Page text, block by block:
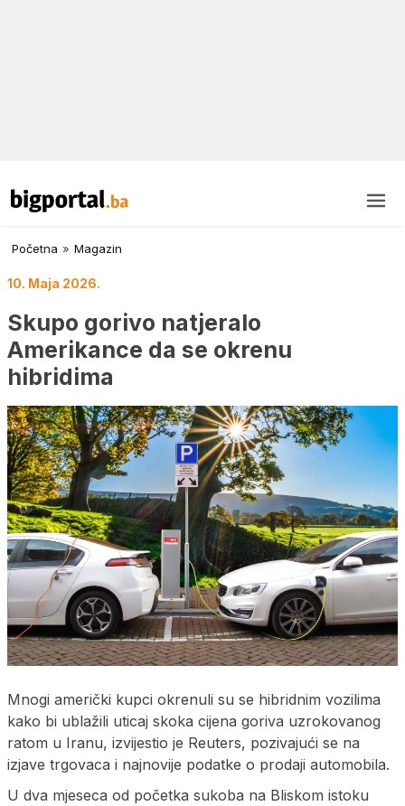
Početna » Magazin
10. Maja 2026.
Skupo gorivo natjeralo
Amerikance da se okrenu
hibridima
Mnogi američki kupci okrenuli su se hibridnim vozilima
kako bi ublažili uticaj skoka cijena goriva uzrokovanog
ratom u Iranu, izvijestio je Reuters, pozivajući se na
izjave trgovaca i najnovije podatke o prodaji automobila.
U dva mjeseca od početka sukoba na Bliskom istoku